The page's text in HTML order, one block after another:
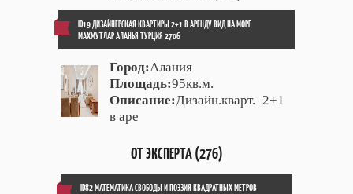
ID19 ДИЗАЙНЕРСКАЯ КВАРТИРЫ 2+1 В АРЕНДУ ВИД НА МОРЕ
МАХМУТЛАР АЛАНЬЯ ТУРЦИЯ 2706
Город:Алания
Площадь:95кв.м.
Описание:Дизайн.кварт. 2+1
в аре
ОТ ЭКСПЕРТА (276)
ID82 МАТЕМАТИКА СВОБОДЫ И ПОЭЗИЯ КВАДРАТНЫХ МЕТРОВ